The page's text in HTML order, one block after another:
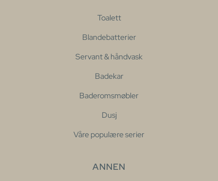
Toalett
Blandebatterier
Servant & håndvask
Badekar
Baderomsmøbler
Dusj
Våre populære serier
ANNEN